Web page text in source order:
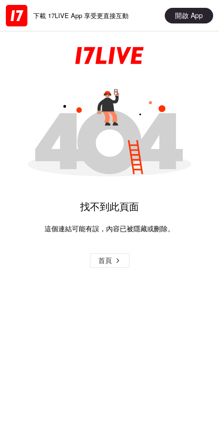
下載 17LIVE App 享受更直接互動 開啟 App
找不到此頁面
這個連結可能有誤，內容已被隱藏或刪除。
首頁